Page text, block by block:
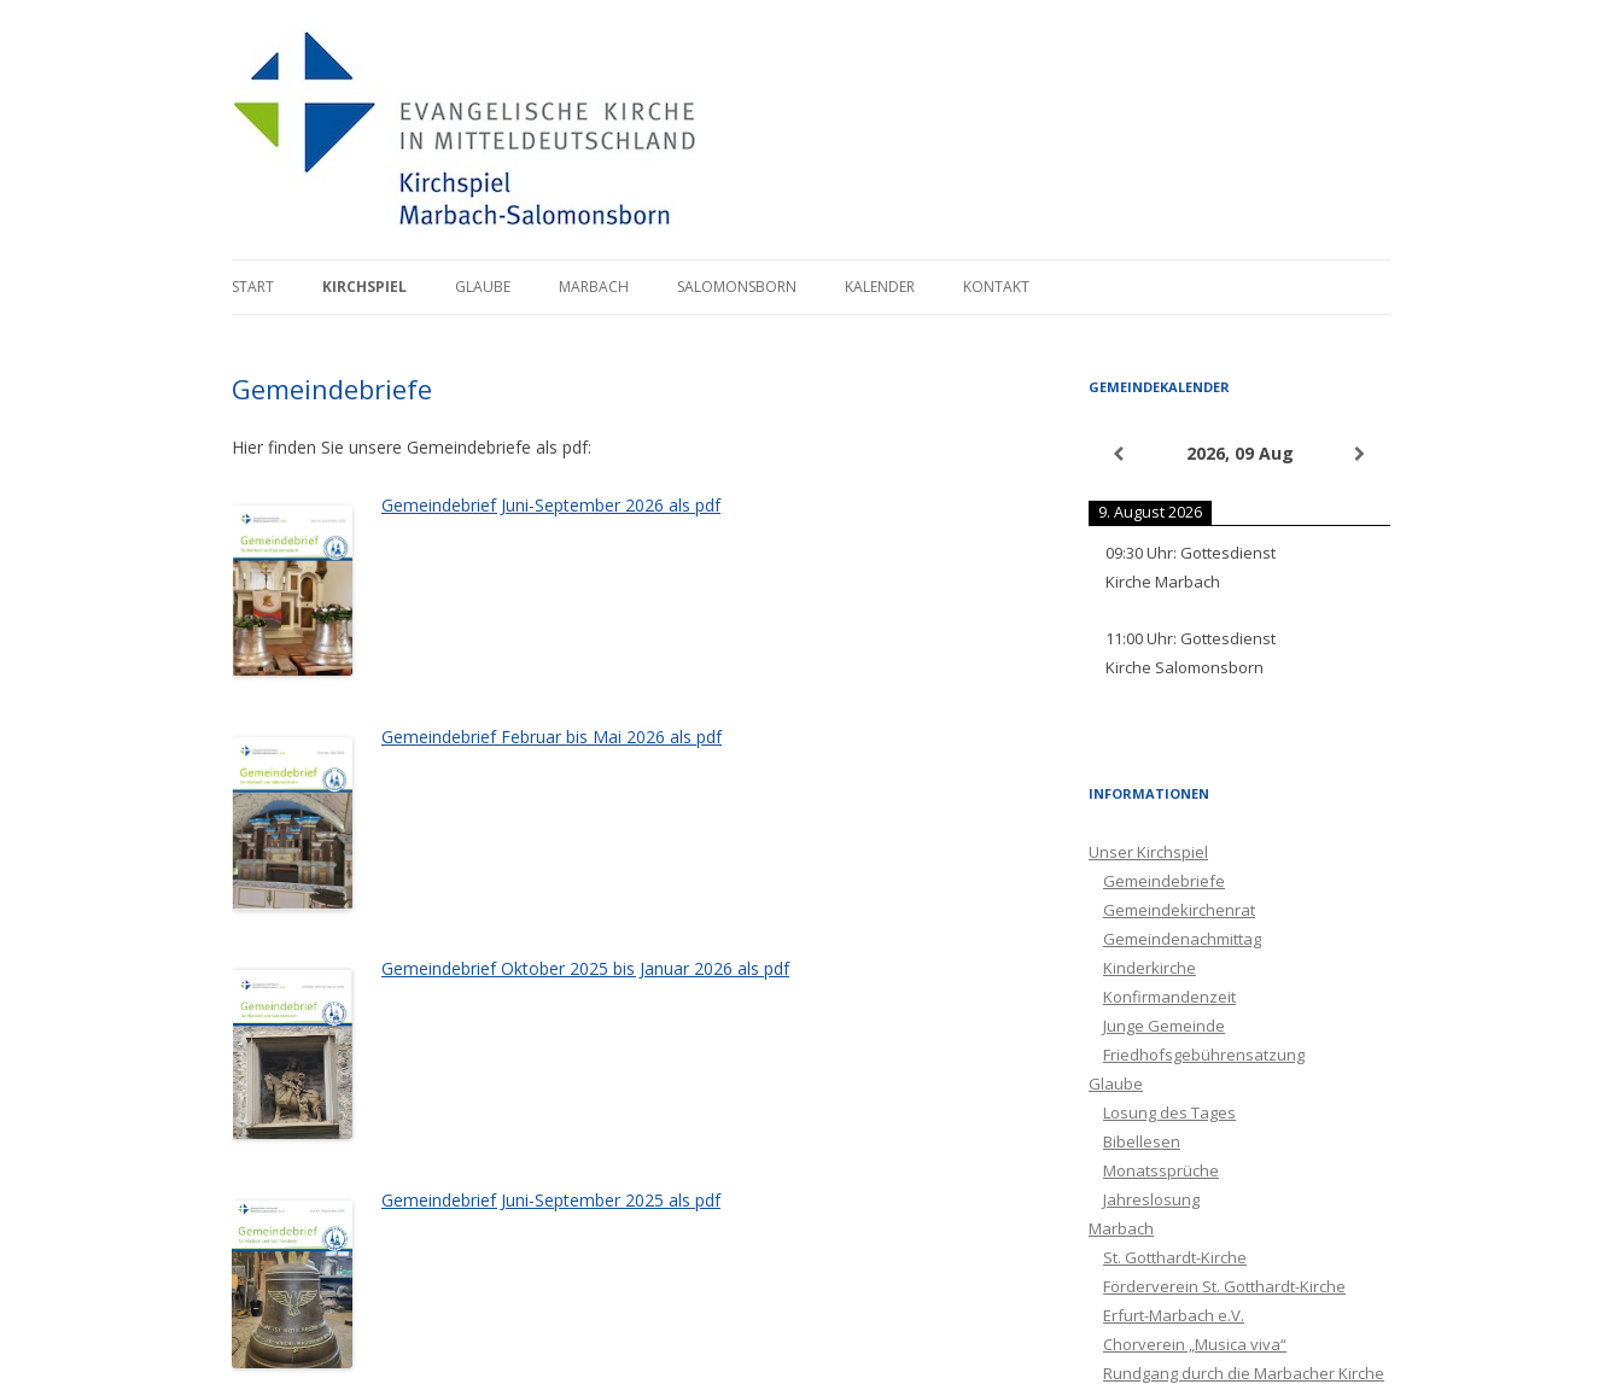
START KIRCHSPIEL GLAUBE MARBACH SALOMONSBORN KALENDER KONTAKT
Gemeindebriefe
Hier finden Sie unsere Gemeindebriefe als pdf:
Gemeindebrief Juni-September 2026 als pdf
Gemeindebrief Februar bis Mai 2026 als pdf
Gemeindebrief Oktober 2025 bis Januar 2026 als pdf
Gemeindebrief Juni-September 2025 als pdf
GEMEINDEKALENDER
2026, 09 Aug
9. August 2026
09:30Uhr: Gottesdienst
Kirche Marbach
11:00Uhr: Gottesdienst
Kirche Salomonsborn
INFORMATIONEN
Unser Kirchspiel
Gemeindebriefe
Gemeindekirchenrat
Gemeindenachmittag
Kinderkirche
Konfirmandenzeit
Junge Gemeinde
Friedhofsgebührensatzung
Glaube
Losung des Tages
Bibellesen
Monatssprüche
Jahreslosung
Marbach
St. Gotthardt-Kirche
Förderverein St. Gotthardt-Kirche
Erfurt-Marbach e.V.
Chorverein „Musica viva“
Rundgang durch die Marbacher Kirche